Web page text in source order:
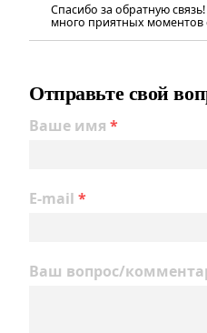
Спасибо за обратную
много приятных
Отправьте свой
Ваше имя *
E-mail *
Ваш вопрос/